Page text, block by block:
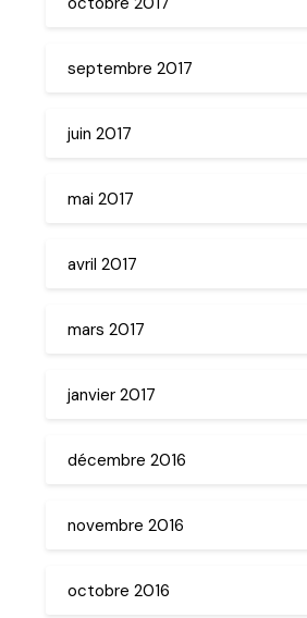
septembre 2017
juin 2017
mai 2017
avril 2017
mars 2017
janvier 2017
décembre 2016
novembre 2016
octobre 2016